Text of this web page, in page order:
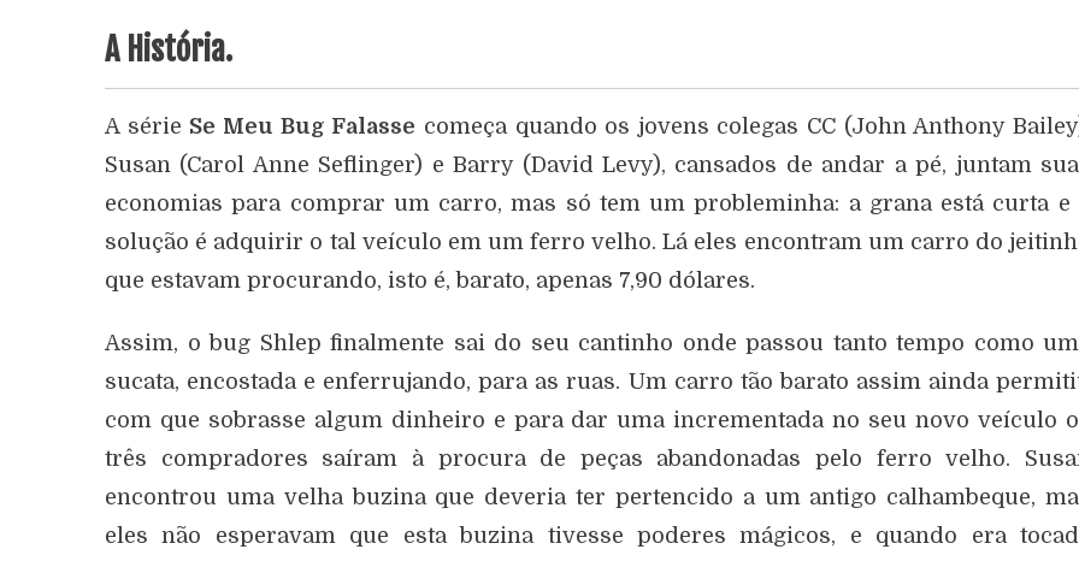
A História.
A série Se Meu Bug Falasse começa quando os jovens colegas CC (John Anthony
Susan (Carol Anne Seflinger) e Barry (David Levy), cansados de andar a pé, juntam
economias para comprar um carro, mas só tem um probleminha: a grana está curta e
solução é adquirir o tal veículo em um ferro velho. Lá eles encontram um carro do
que estavam procurando, isto é, barato, apenas 7,90 dólares.
Assim, o bug Shlep finalmente sai do seu cantinho onde passou tanto tempo como
sucata, encostada e enferrujando, para as ruas. Um carro tão barato assim ainda
com que sobrasse algum dinheiro e para dar uma incrementada no seu novo veículo
três compradores saíram à procura de peças abandonadas pelo ferro velho.
encontrou uma velha buzina que deveria ter pertencido a um antigo calhambeque,
eles não esperavam que esta buzina tivesse poderes mágicos, e quando era